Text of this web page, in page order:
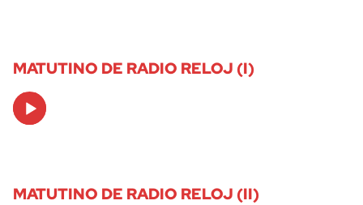
MATUTINO DE RADIO RELOJ (I)
Audio
Player
MATUTINO DE RADIO RELOJ (II)